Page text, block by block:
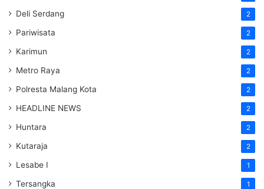
Deli Serdang 2
Pariwisata 2
Karimun 2
Metro Raya 2
Polresta Malang Kota 2
HEADLINE NEWS 2
Huntara 2
Kutaraja 2
Lesabe I 1
Tersangka 1